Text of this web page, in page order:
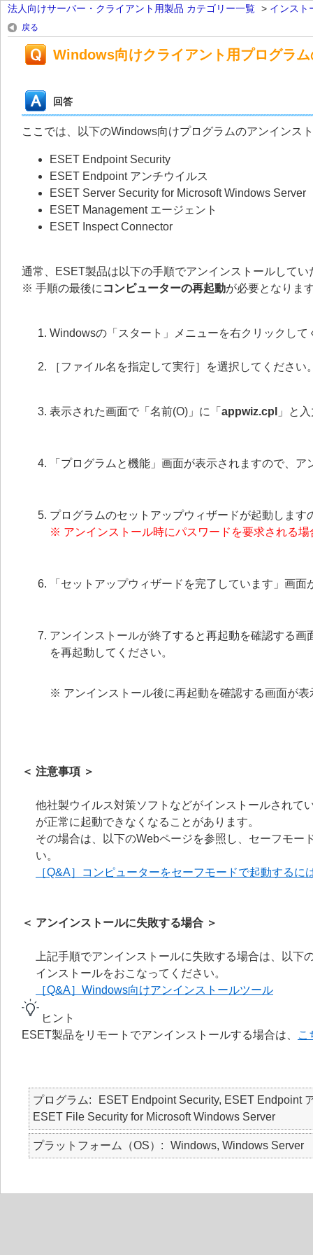
法人向けサーバー・クライアント用製品 カテゴリー一覧 > インスト
戻る
Windows向けクライアント用プログラ
回答
ここでは、以下のWindows向けプログラムのアンインス
ESET Endpoint Security
ESET Endpoint アンチウイルス
ESET Server Security for Microsoft Windows Server
ESET Management エージェント
ESET Inspect Connector
通常、ESET製品は以下の手順でアンインストールしてい
※ 手順の最後に コンピューターの再起動が必要となりま
Windowsの「スタート」メニューを右クリックして
［ファイル名を指定して実行］を選択してください
表示された画面で「名前(O)」に「 appwiz.cpl 」と
「プログラムと機能」画面が表示されますので、
プログラムのセットアップウィザードが起動しま
※ アンインストール時にパスワードを要求される
「セットアップウィザードを完了しています」画
アンインストールが終了すると再起動を確認する
を再起動してください。
※ アンインストール後に再起動を確認する画面が
＜ 注意事項 ＞
他社製ウイルス対策ソフトなどがインストールされて
が正常に起動できなくなることがあります。
その場合は、以下のWebページを参照し、セーフモ
い。
［Q&A］コンピューターをセーフモードで起動するに
＜ アンインストールに失敗する場合 ＞
上記手順でアンインストールに失敗する場合は、以
インストールをおこなってください。
［Q&A］Windows向けアンインストールツール
ヒント
ESET製品をリモートでアンインストールする場合は、
こ
プログラム
ESET Endpoint Security, ESET Endpoint
ESET File Security for Microsoft Windows Server
プラットフォーム（OS） Windows, Windows Server